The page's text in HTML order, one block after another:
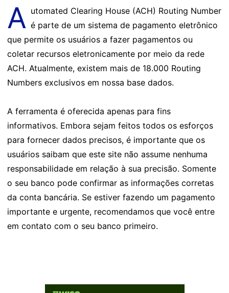
A utomated Clearing House (ACH) Routing Number
é parte de um sistema de pagamento eletrônico
que permite os usuários a fazer pagamentos ou
coletar recursos eletronicamente por meio da rede
ACH. Atualmente, existem mais de 18.000 Routing
Numbers exclusivos em nossa base dados.
A ferramenta é oferecida apenas para fins
informativos. Embora sejam feitos todos os esforços
para fornecer dados precisos, é importante que os
usuários saibam que este site não assume nenhuma
responsabilidade em relação à sua precisão. Somente
o seu banco pode confirmar as informações corretas
da conta bancária. Se estiver fazendo um pagamento
importante e urgente, recomendamos que você entre
em contato com o seu banco primeiro.